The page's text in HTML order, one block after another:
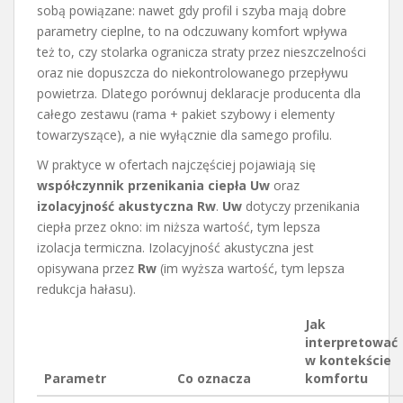
sobą powiązane: nawet gdy profil i szyba mają dobre
parametry cieplne, to na odczuwany komfort wpływa
też to, czy stolarka ogranicza straty przez nieszczelności
oraz nie dopuszcza do niekontrolowanego przepływu
powietrza. Dlatego porównuj deklaracje producenta dla
całego zestawu (rama + pakiet szybowy i elementy
towarzyszące), a nie wyłącznie dla samego profilu.
W praktyce w ofertach najczęściej pojawiają się
współczynnik przenikania ciepła Uw oraz
izolacyjność akustyczna Rw. Uw dotyczy przenikania
ciepła przez okno: im niższa wartość, tym lepsza
izolacja termiczna. Izolacyjność akustyczna jest
opisywana przez Rw (im wyższa wartość, tym lepsza
redukcja hałasu).
Parametr Co oznacza
Jak
interpretować
w kontekście
komfortu